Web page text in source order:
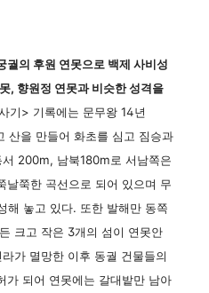
궐의 후원 연못으로 백제 사비성
, 향원정 연못과 비슷한 성격을
기> 기록에는 문무왕 14년
산을 만들어 화초를 심고 짐승과
200m, 남북180m로 서남쪽은
날쭉한 곡선으로 되어 있으며 무
해 놓고 있다. 또한 발해만 동쪽
크고 작은 3개의 섬이 연못안
가 멸망한 이후 동궐 건물들의
가 되어 연못에는 갈대밭만 남아